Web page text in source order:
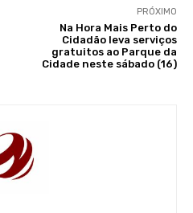
PRÓXIMO
Na Hora Mais Perto do
Cidadão leva serviços
gratuitos ao Parque da
Cidade neste sábado (16)